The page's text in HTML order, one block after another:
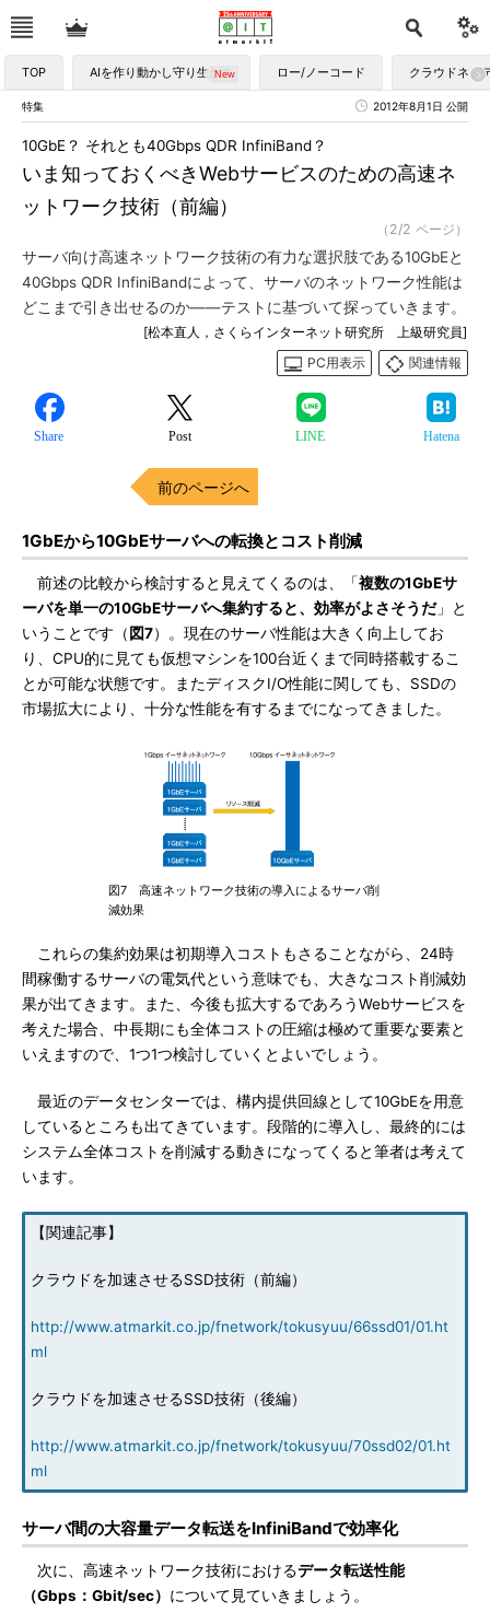
TOP AIを作り動かし守り生かす ロー/ノーコード クラウドネイ
特集 2012年8月1日 公開
いま知っておくべきWebサービスのための高速ネ
ットワーク技術（前編）
10GbE？ それとも40Gbps QDR InfiniBand？
（2/2 ページ）
サーバ向け高速ネットワーク技術の有力な選択肢である10GbEと
40Gbps QDR InfiniBandによって、サーバのネットワーク性能は
どこまで引き出せるのか――テストに基づいて探っていきます。
[松本直人，さくらインターネット研究所 上級研究員]
PC用表示
関連情報
Share Post LINE Hatena
前のページへ
1GbEから10GbEサーバへの転換とコスト削減
前述の比較から検討すると見えてくるのは、「複数の1GbEサ
ーバを単一の10GbEサーバへ集約すると、効率がよさそうだ」と
いうことです（ 図7）。現在のサーバ性能は大きく向上してお
り、CPU的に見ても仮想マシンを100台近くまで同時搭載するこ
とが可能な状態です。またディスクI/O性能に関しても、SSDの
市場拡大により、十分な性能を有するまでになってきました。
図7 高速ネットワーク技術の導入によるサーバ削
減効果
これらの集約効果は初期導入コストもさることながら、24時
間稼働するサーバの電気代という意味でも、大きなコスト削減効
果が出てきます。また、今後も拡大するであろうWebサービスを
考えた場合、中長期にも全体コストの圧縮は極めて重要な要素と
いえますので、1つ1つ検討していくとよいでしょう。
最近のデータセンターでは、構内提供回線として10GbEを用意
しているところも出てきています。段階的に導入し、最終的には
システム全体コストを削減する動きになってくると筆者は考えて
います。
【関連記事】
クラウドを加速させるSSD技術（前編）
http://www.atmarkit.co.jp/fnetwork/tokusyuu/66ssd01/01.ht
ml
クラウドを加速させるSSD技術（後編）
http://www.atmarkit.co.jp/fnetwork/tokusyuu/70ssd02/01.ht
ml
サーバ間の大容量データ転送をInfiniBandで効率化
次に、高速ネットワーク技術におけるデータ転送性能
（Gbps：Gbit/sec） について見ていきましょう。